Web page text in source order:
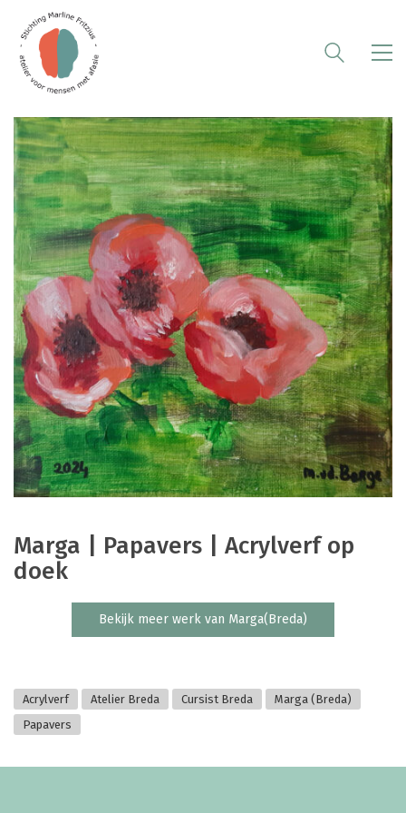
Marga | Papavers | Acrylverf op
doek
Bekijk meer werk van Marga(Breda)
Acrylverf Atelier Breda Cursist Breda
Marga (Breda)
Papavers